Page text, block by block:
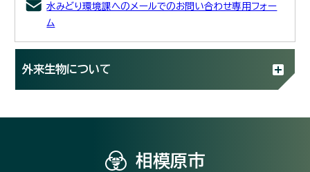
水みどり環境課へのメールでのお問い合わせ専用フォー
ム
外来生物について
相模原市